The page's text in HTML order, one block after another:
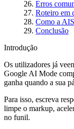
Erros
Roteiro em
Como a
Conclusão
Introdução
Os utilizadores já
Google AI Mode
ganha quando a sua
Para isso, escreva
limpe o markup,
no funil.